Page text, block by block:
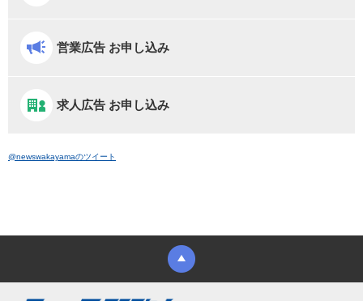
営業広告 お申し込み
求人広告 お申し込み
@newswakayamaのツイート